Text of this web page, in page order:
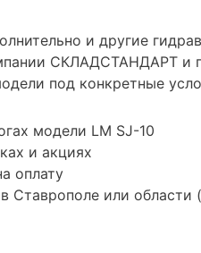
и другие
СКЛАДСТАНДАРТ и
под конкретные
модели LM SJ-10
и акциях
оплату
Ставрополе или